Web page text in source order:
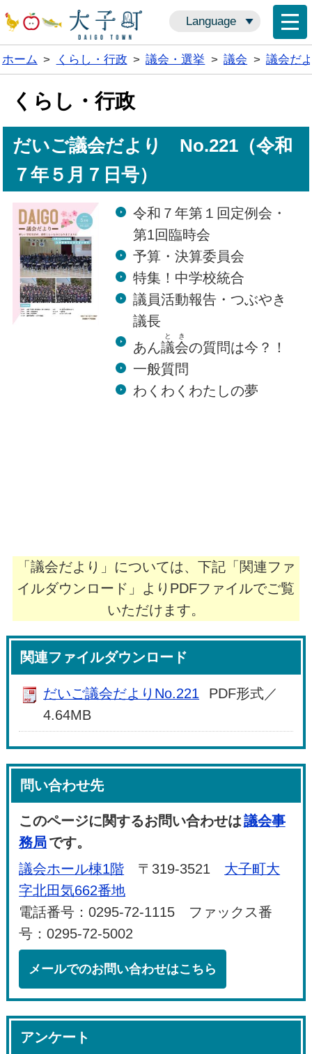
Language
ホーム > くらし・行政 > 議会・選挙 > 議会 > 議会だ
くらし・行政
だいご議会だより No.221（令和
７年５月７日号）
令和７年第１回定例会・
第1回臨時会
予算・決算委員会
特集！中学校統合
議員活動報告・つぶやき
議長
あん議会
とき
の質問は今？！
一般質問
わくわくわたしの夢
「議会だより」については、下記「関連ファ
イルダウンロード」よりPDFファイルでご覧
いただけます。
関連ファイルダウンロード
だいご議会だよりNo.221
PDF形式／
4.64MB
問い合わせ先
このページに関するお問い合わせは議会事
務局です。
議会ホール棟1階 〒319-3521 大子町大
字北田気662番地
電話番号：0295-72-1115 ファックス番
号：0295-72-5002
メールでのお問い合わせはこちら
アンケート